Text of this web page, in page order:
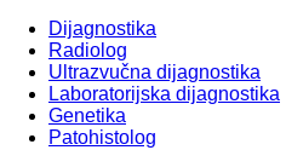
Dijagnostika
Radiolog
Ultrazvučna dijagnostika
Laboratorijska dijagnostika
Genetika
Patohistolog